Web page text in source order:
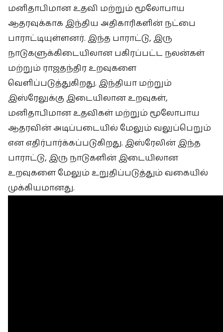
மனிதாபிமான உதவி மற்றும் மூலோபாய
ஆதரவுக்காக இந்திய அதிகாரிகளின் நட்பை
பாராட்டியுள்ளனர். இந்த பாராட்டு, இரு
நாடுகளுக்கிடையிலான பகிரப்பட்ட நலன்கள்
மற்றும் ராஜதந்திர உறவுகளை
வெளிப்படுத்துகிறது. இந்தியா மற்றும்
இஸ்ரேலுக்கு இடையிலான உறவுகள்,
மனிதாபிமான உதவிகள் மற்றும் மூலோபாய
ஆதரவின் அடிப்படையில் மேலும் வலுப்பெறும்
என எதிர்பார்க்கப்படுகிறது. இஸ்ரேலின் இந்த
பாராட்டு, இரு நாடுகளின் இடையிலான
உறவுகளை மேலும் உறுதிப்படுத்தும் வகையில்
முக்கியமானது.